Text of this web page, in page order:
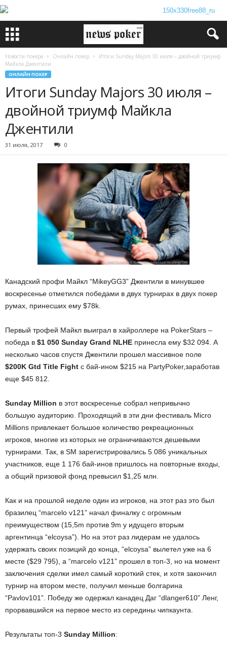
Новости покера Онлайн покер
Итоги Sunday Majors 30 июля – двойной триумф
Майкла Джентили
ОНЛАЙН ПОКЕР
Итоги Sunday Majors 30 июля –
двойной триумф Майкла
Джентили
31 июля, 2017 0
Канадский профи Майкл “MikeyGG3” Джентили в минувшее
воскресенье отметился победами в двух турнирах в двух покер
румах, принесших ему $78k.
Первый трофей Майкл выиграл в хайроллере на PokerStars –
победа в $1 050 Sunday Grand NLHE принесла ему $32 094. А
несколько часов спустя Джентили прошел массивное поле
$200K Gtd Title Fight с бай-ином $215 на PartyPoker,заработав
еще $45 812.
Sunday Million в этот воскресенье собрал непривычно
большую аудиторию. Проходящий в эти дни фестиваль Micro
Millions привлекает большое количество рекреационных
игроков, многие из которых не ограничиваются дешевыми
турнирами. Так, в SM зарегистрировались 5 086 уникальных
участников, еще 1 176 бай-инов пришлось на повторные входы,
а общий призовой фонд превысил $1,25 млн.
Как и на прошлой неделе один из игроков, на этот раз это был
бразилец “marcelo v121” начал финалку с огромным
преимуществом (15,5m против 9m у идущего вторым
аргентинца “elcoysa”). Но на этот раз лидерам не удалось
удержать своих позиций до конца, “elcoysa” вылетел уже на 6
месте ($29 795), а “marcelo v121” прошел в топ-3, но на момент
заключения сделки имел самый короткий стек, и хотя закончил
турнир на втором месте, получил меньше болгарина
“Pavlov101”. Победу же одержал канадец Даг “dlanger610” Ленг,
прорвавшийся на первое место из середины чипкаунта.
Результаты топ-3 Sunday Million: